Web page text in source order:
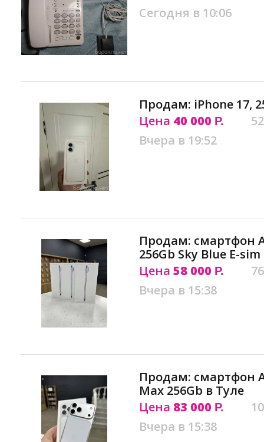
Сегодня в 10:06
Продам: iPhone 17,
Цена 40 000 Р.
Вчера в 19:52
Продам: смартфон
256Gb Sky Blue E-
Цена 58 000 Р.
Вчера в 15:38
Продам: смартфон
Max 256Gb в Туле
Цена 83 000 Р.
Вчера в 15:38